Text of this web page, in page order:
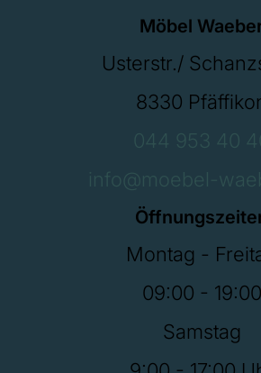
Möbel
Usterstr./
8330
044 953 40
info@moebel-
Montag -
09:00 - 19:00
Samstag